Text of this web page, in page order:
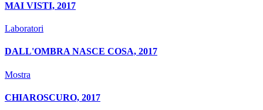
MAI VISTI, 2017
Laboratori
DALL'OMBRA NASCE COSA, 2017
Mostra
CHIAROSCURO, 2017